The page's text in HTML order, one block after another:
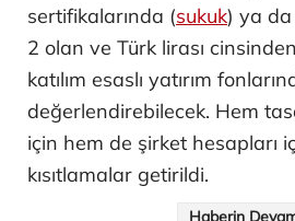
sertifikalarında (sukuk) ya
2 olan ve Türk lirası
katılım esaslı yatırım
değerlendirebilecek. Hem
için hem de şirket hesapları
kısıtlamalar getirildi.
Haberin